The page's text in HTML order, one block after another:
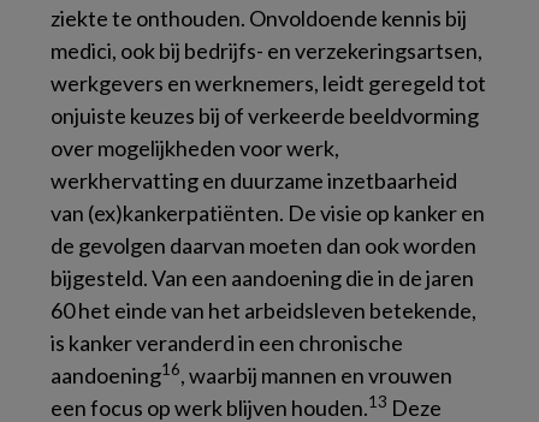
ziekte te onthouden. Onvoldoende kennis bij
medici, ook bij bedrijfs- en verzekeringsartsen,
werkgevers en werknemers, leidt geregeld tot
onjuiste keuzes bij of verkeerde beeldvorming
over mogelijkheden voor werk,
werkhervatting en duurzame inzetbaarheid
van (ex)kankerpatiënten. De visie op kanker en
de gevolgen daarvan moeten dan ook worden
bijgesteld. Van een aandoening die in de jaren
60 het einde van het arbeidsleven betekende,
is kanker veranderd in een chronische
aandoening16, waarbij mannen en vrouwen
een focus op werk blijven houden.13 Deze